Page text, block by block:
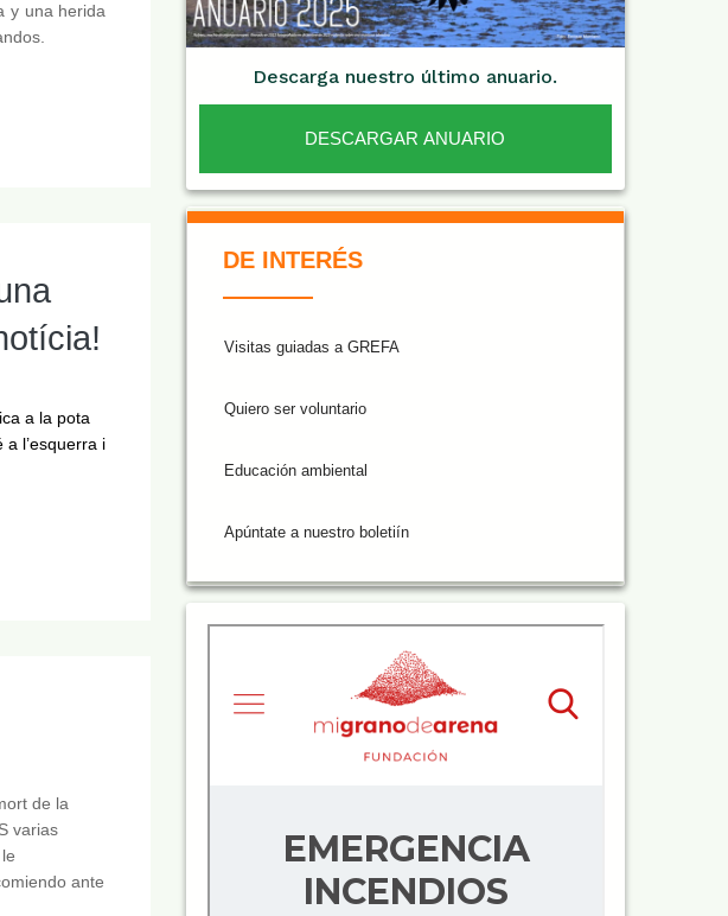
y una herida
a la pota
l’esquerra i
de la
varias
ante
Descarga nuestro último anuario.
DESCARGAR ANUARIO
DE INTERÉS
Visitas guiadas a GREFA
Quiero ser voluntario
Educación ambiental
Apúntate a nuestro boletiín